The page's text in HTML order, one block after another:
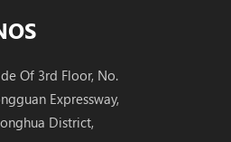
Of 3rd Floor, No.
Expressway,
District,